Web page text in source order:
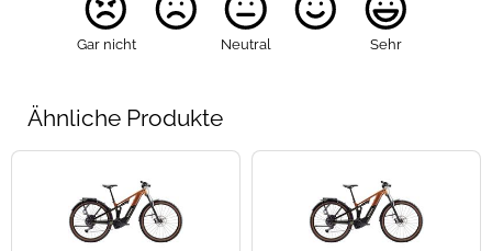
Gar nicht Neutral Sehr
Ähnliche Produkte